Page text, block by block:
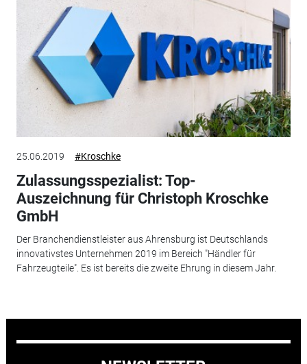
25.06.2019 #Kroschke
Zulassungsspezialist: Top-
Auszeichnung für Christoph Kroschke
GmbH
Der Branchendienstleister aus Ahrensburg ist Deutschlands
innovativstes Unternehmen 2019 im Bereich "Händler für
Fahrzeugteile". Es ist bereits die zweite Ehrung in diesem Jahr.